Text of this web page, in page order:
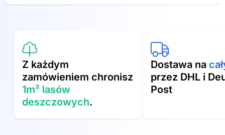
Z każdym
zamówieniem chronisz
1m² lasów
deszczowych.
Dostawa na
przez DHL i
Post